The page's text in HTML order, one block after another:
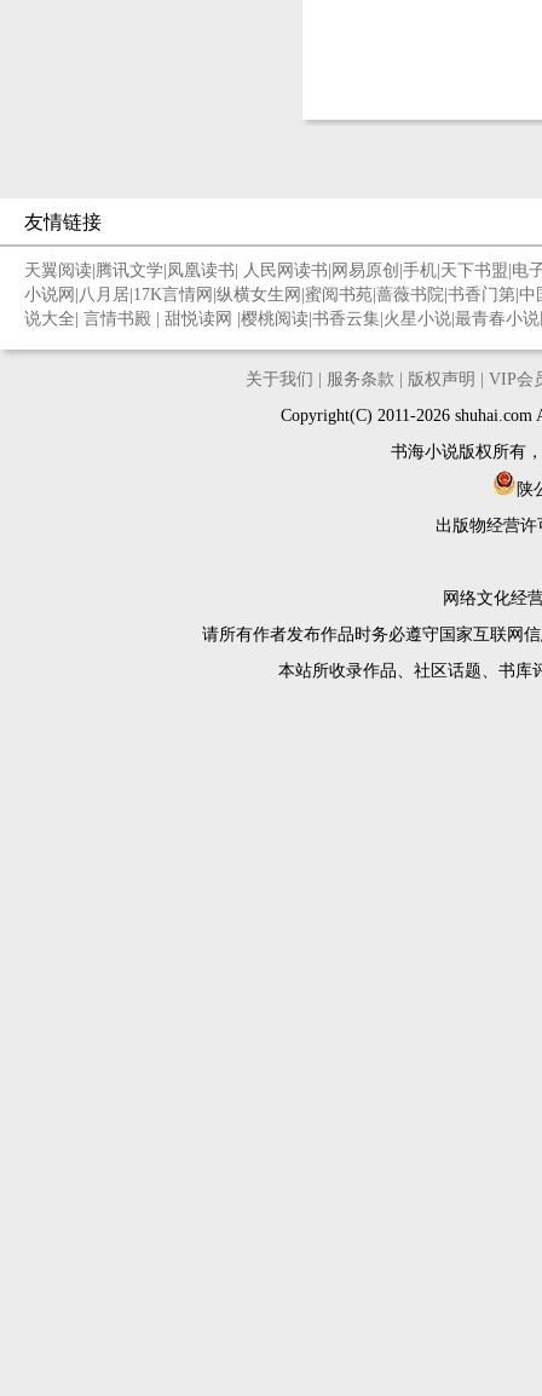
友情链接
天翼阅读 腾讯文学 凤凰读书 人民网读书 网易原创 手机 天下书盟 电
小说网 八月居 17K言情网 纵横女生网 蜜阅书苑 蔷薇书院 书香门第 中
说大全 言情书殿 甜悦读网 樱桃阅读 书香云集 火星小说 最青春小
关于我们 服务条款 版权声明
VIP会
Copyright(C) 2011-2026
书海小说版权所有
陕
出版物经营许
网络文化经
请所有作者发布作品时务必遵守国家互联网
本站所收录作品、社区话题、书库